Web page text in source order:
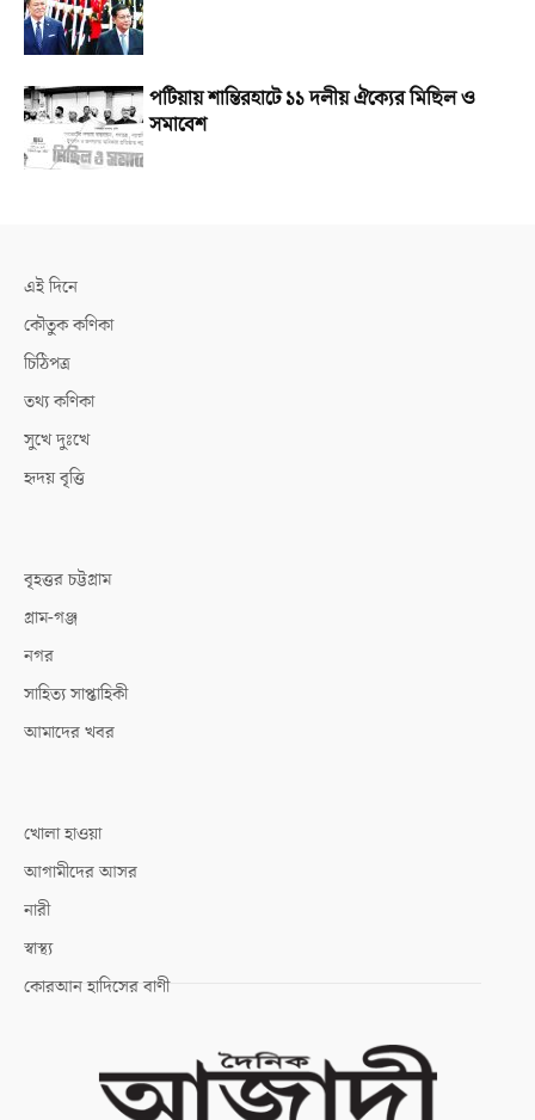
পটিয়ায় শান্তিরহাটে ১১ দলীয় ঐক্যের মিছিল ও
সমাবেশ
এই দিনে
কৌতুক কণিকা
চিঠিপত্র
তথ্য কণিকা
সুখে দুঃখে
হৃদয় বৃত্তি
বৃহত্তর চট্টগ্রাম
গ্রাম-গঞ্জ
নগর
সাহিত্য সাপ্তাহিকী
আমাদের খবর
খোলা হাওয়া
আগামীদের আসর
নারী
স্বাস্থ্য
কোরআন হাদিসের বাণী